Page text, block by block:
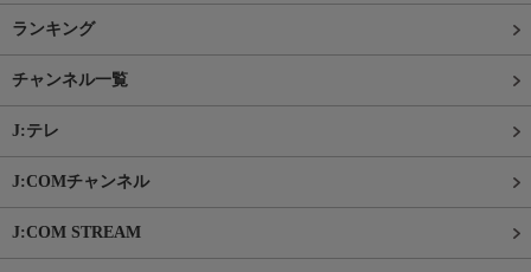
ランキング
チャンネル一覧
J:テレ
J:COMチャンネル
J:COM STREAM